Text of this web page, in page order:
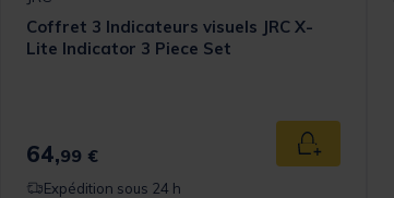
panier
Coffret 3 Indicateurs visuels JRC X-
Lite Indicator 3 Piece Set
64,99 € Ajouter au
Expédition sous 24 h